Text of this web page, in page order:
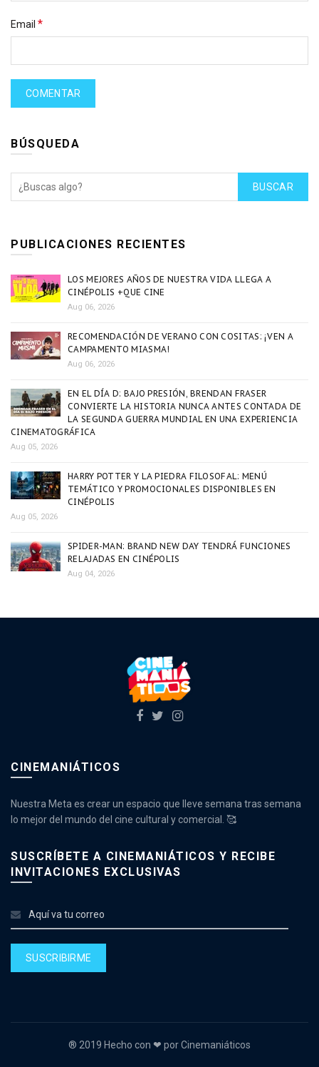
Email *
BÚSQUEDA
BUSCAR
PUBLICACIONES RECIENTES
LOS MEJORES AÑOS DE NUESTRA VIDA LLEGA A
CINÉPOLIS +QUE CINE
Aug 06, 2026
RECOMENDACIÓN DE VERANO CON COSITAS: ¡VEN A
CAMPAMENTO MIASMA!
Aug 06, 2026
EN EL DÍA D: BAJO PRESIÓN, BRENDAN FRASER
CONVIERTE LA HISTORIA NUNCA ANTES CONTADA DE
LA SEGUNDA GUERRA MUNDIAL EN UNA EXPERIENCIA
CINEMATOGRÁFICA
Aug 05, 2026
HARRY POTTER Y LA PIEDRA FILOSOFAL: MENÚ
TEMÁTICO Y PROMOCIONALES DISPONIBLES EN
CINÉPOLIS
Aug 05, 2026
SPIDER-MAN: BRAND NEW DAY TENDRÁ FUNCIONES
RELAJADAS EN CINÉPOLIS
Aug 04, 2026
CINEMANIÁTICOS
Nuestra Meta es crear un espacio que lleve semana tras semana
lo mejor del mundo del cine cultural y comercial. 🥰
SUSCRÍBETE A CINEMANIÁTICOS Y RECIBE
INVITACIONES EXCLUSIVAS
® 2019 Hecho con ❤ por Cinemaniáticos